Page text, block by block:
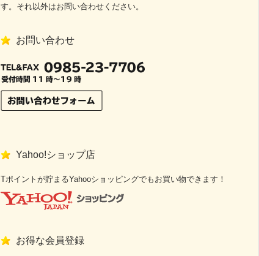
す。それ以外はお問い合わせください。
お問い合わせ
Yahoo!ショップ店
Tポイントが貯まるYahooショッピングでもお買い物できます！
お得な会員登録